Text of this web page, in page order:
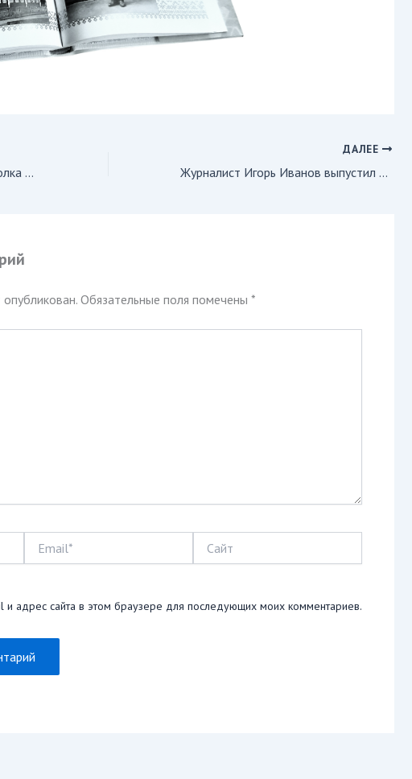
Победа в конкурсе «Золотая полка «Алой ленты»»
ДАЛЕЕ
Журналист Игорь Иванов выпустил художественную книгу о путешествиях по Республике Коми
Обязательные поля помечены *
и адрес сайта в этом браузере для последующих моих комментариев.